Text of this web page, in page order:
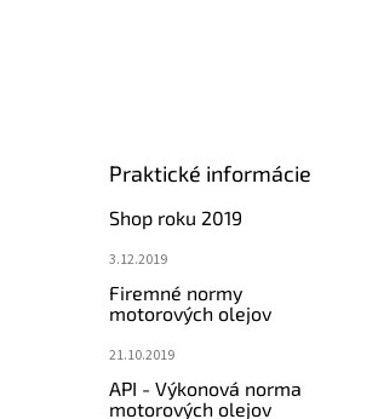
Praktické informácie
Shop roku 2019
3.12.2019
Firemné normy
motorových olejov
21.10.2019
API - Výkonová norma
motorových olejov